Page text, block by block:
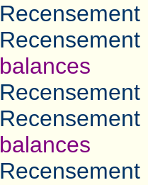
balances
balances